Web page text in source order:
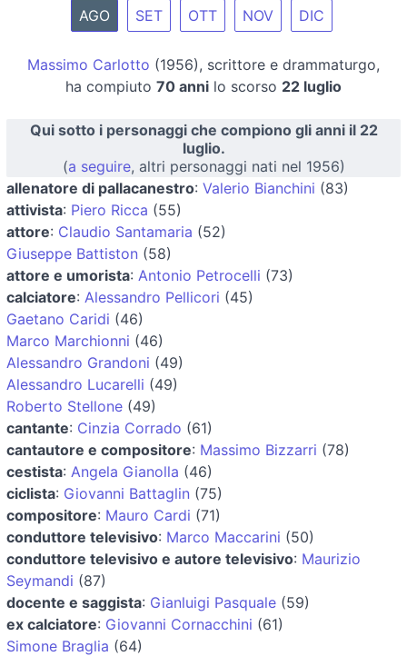
AGO
SET OTT NOV DIC
Massimo Carlotto (1956), scrittore e drammaturgo,
ha compiuto 70 anni lo scorso 22 luglio
Qui sotto i personaggi che compiono gli anni il 22
luglio.
(a seguire, altri personaggi nati nel 1956)
allenatore di pallacanestro: Valerio Bianchini (83)
attivista: Piero Ricca (55)
attore: Claudio Santamaria (52)
Giuseppe Battiston (58)
attore e umorista: Antonio Petrocelli (73)
calciatore: Alessandro Pellicori (45)
Gaetano Caridi (46)
Marco Marchionni (46)
Alessandro Grandoni (49)
Alessandro Lucarelli (49)
Roberto Stellone (49)
cantante: Cinzia Corrado (61)
cantautore e compositore: Massimo Bizzarri (78)
cestista: Angela Gianolla (46)
ciclista: Giovanni Battaglin (75)
compositore: Mauro Cardi (71)
conduttore televisivo: Marco Maccarini (50)
conduttore televisivo e autore televisivo: Maurizio
Seymandi (87)
docente e saggista: Gianluigi Pasquale (59)
ex calciatore: Giovanni Cornacchini (61)
Simone Braglia (64)